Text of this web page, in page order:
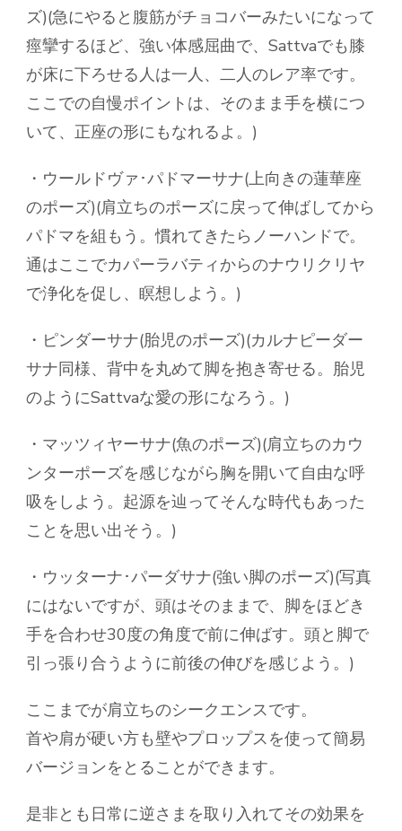
ズ)(急にやると腹筋がチョコバーみたいになって
痙攣するほど、強い体感屈曲で、Sattvaでも膝
が床に下ろせる人は一人、二人のレア率です。
ここでの自慢ポイントは、そのまま手を横につ
いて、正座の形にもなれるよ。)
・ウールドヴァ･パドマーサナ(上向きの蓮華座
のポーズ)(肩立ちのポーズに戻って伸ばしてから
パドマを組もう。慣れてきたらノーハンドで。
通はここでカパーラバティからのナウリクリヤ
で浄化を促し、瞑想しよう。)
・ピンダーサナ(胎児のポーズ)(カルナピーダー
サナ同様、背中を丸めて脚を抱き寄せる。胎児
のようにSattvaな愛の形になろう。)
・マッツィヤーサナ(魚のポーズ)(肩立ちのカウ
ンターポーズを感じながら胸を開いて自由な呼
吸をしよう。起源を辿ってそんな時代もあった
ことを思い出そう。)
・ウッターナ･パーダサナ(強い脚のポーズ)(写真
にはないですが、頭はそのままで、脚をほどき
手を合わせ30度の角度で前に伸ばす。頭と脚で
引っ張り合うように前後の伸びを感じよう。)
ここまでが肩立ちのシークエンスです。
首や肩が硬い方も壁やプロップスを使って簡易
バージョンをとることができます。
是非とも日常に逆さまを取り入れてその効果を